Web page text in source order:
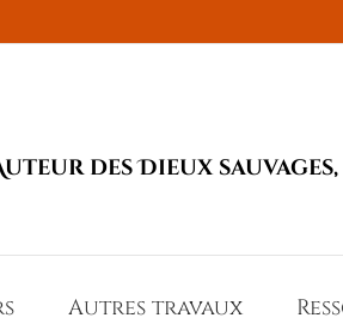
des Dieux
Autres travaux